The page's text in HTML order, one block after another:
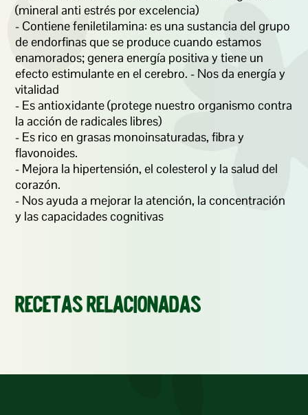
(mineral anti estrés por excelencia)
- Contiene feniletilamina: es una sustancia del grupo
de endorfinas que se produce cuando estamos
enamorados; genera energía positiva y tiene un
efecto estimulante en el cerebro. - Nos da energía y
vitalidad
- Es antioxidante (protege nuestro organismo contra
la acción de radicales libres)
- Es rico en grasas monoinsaturadas, fibra y
flavonoides.
- Mejora la hipertensión, el colesterol y la salud del
corazón.
- Nos ayuda a mejorar la atención, la concentración
y las capacidades cognitivas
Recetas relacionadas